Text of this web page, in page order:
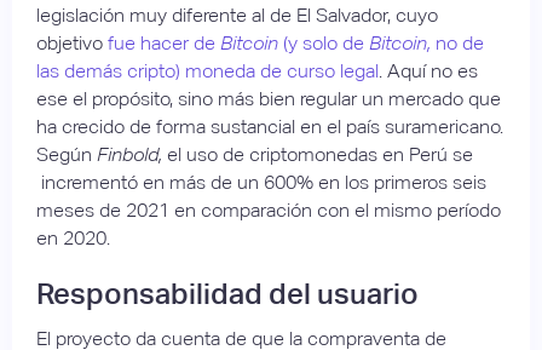
legislación muy diferente al de El Salvador, cuyo
objetivo fue hacer de Bitcoin (y solo de Bitcoin, no de
las demás cripto) moneda de curso legal . Aquí no es
ese el propósito, sino más bien regular un mercado que
ha crecido de forma sustancial en el país suramericano.
Según Finbold, el uso de criptomonedas en Perú se
incrementó en más de un 600% en los primeros seis
meses de 2021 en comparación con el mismo período
en 2020.
Responsabilidad del usuario
El proyecto da cuenta de que la compraventa de